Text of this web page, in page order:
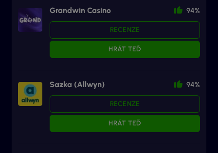
Grandwin Casino 94%
RECENZE
HRÁT TEĎ
Sazka (Allwyn) 94%
RECENZE
HRÁT TEĎ